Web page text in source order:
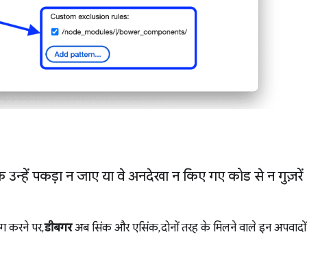
पकड़ा न जाए या वे अनदेखा न किए गए कोड से न गुज़रें
करने पर,डीबगरअब सिंक और एसिंक, दोनों तरह के मिलने वाले इन अपवादों